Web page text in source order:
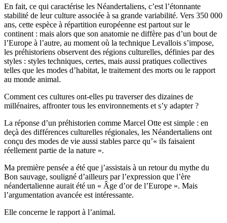
En fait, ce qui caractérise les Néandertaliens, c’est l’étonnante
stabilité de leur culture associée à sa grande variabilité. Vers 350 000
ans, cette espèce à répartition européenne est partout sur le
continent : mais alors que son anatomie ne diffère pas d’un bout de
l’Europe à l’autre, au moment où la technique Levallois s’impose,
les préhistoriens observent des régions culturelles, définies par des
styles : styles techniques, certes, mais aussi pratiques collectives
telles que les modes d’habitat, le traitement des morts ou le rapport
au monde animal.
Comment ces cultures ont-elles pu traverser des dizaines de
millénaires, affronter tous les environnements et s’y adapter ?
La réponse d’un préhistorien comme Marcel Otte est simple : en
deçà des différences culturelles régionales, les Néandertaliens ont
conçu des modes de vie aussi stables parce qu’« ils faisaient
réellement partie de la nature ».
Ma première pensée a été que j’assistais à un retour du mythe du
Bon sauvage, souligné d’ailleurs par l’expression que l’ère
néandertalienne aurait été un « Âge d’or de l’Europe ». Mais
l’argumentation avancée est intéressante.
Elle concerne le rapport à l’animal.